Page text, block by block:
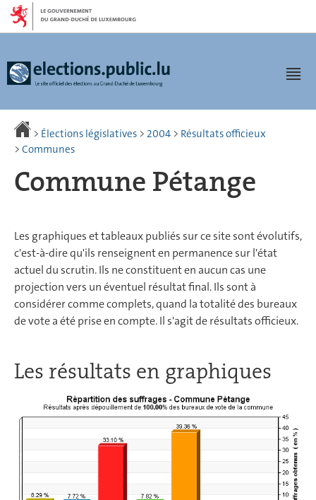
Aller
navigation
Aller
> Élections législatives > 2004 > Résultats officieux
> Communes
Commune Pétange
Les graphiques et tableaux publiés sur ce site sont évolutifs,
c'est-à-dire qu'ils renseignent en permanence sur l'état
actuel du scrutin. Ils ne constituent en aucun cas une
projection vers un éventuel résultat final. Ils sont à
considérer comme complets, quand la totalité des bureaux
de vote a été prise en compte. Il s'agit de résultats officieux.
Les résultats en graphiques